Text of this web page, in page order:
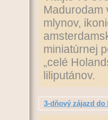
Madurodam
mlynov,
miniatúrnej
„celé
liliputánov.
3-dňový zájazd do